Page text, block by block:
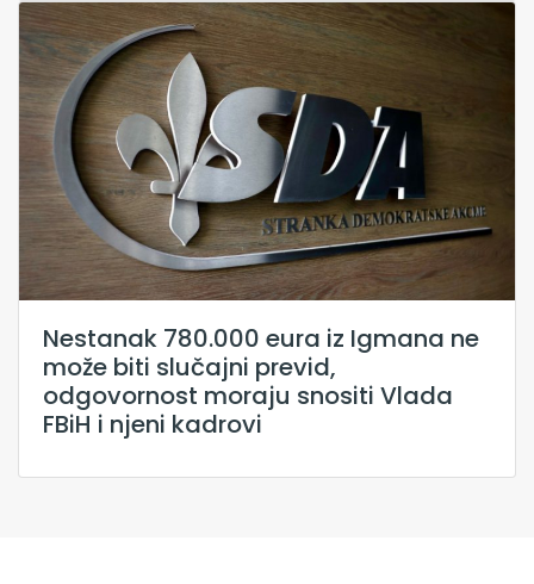
Nestanak 780.000 eura iz Igmana ne
može biti slučajni previd,
odgovornost moraju snositi Vlada
FBiH i njeni kadrovi